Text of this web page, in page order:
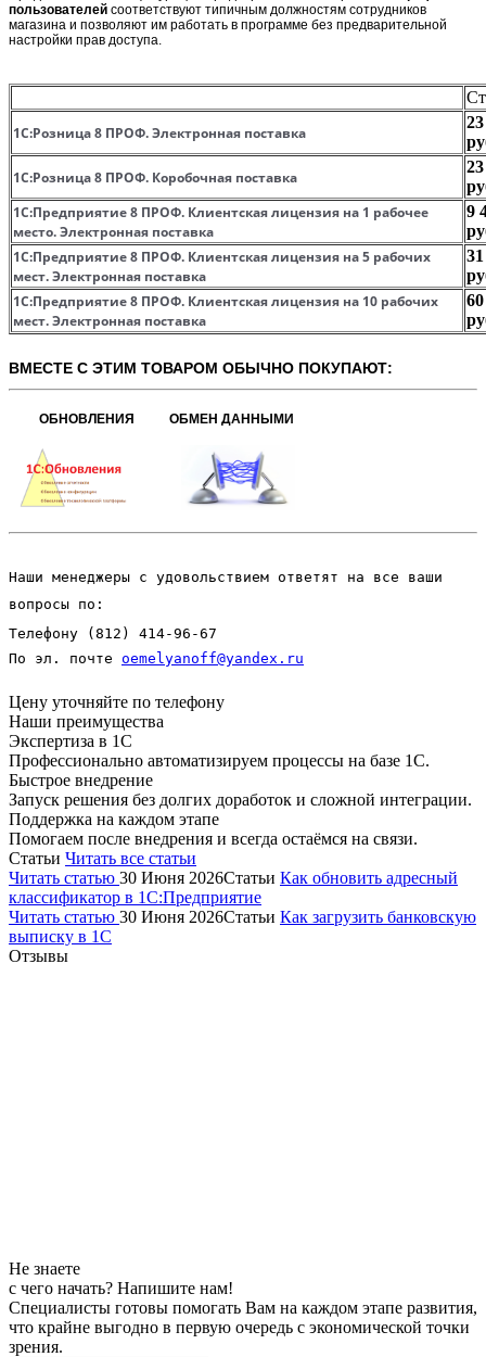
пользователей соответствуют типичным должностям сотрудников
магазина и позволяют им работать в программе без предварительной
настройки прав доступа.
1С:Розница 8 ПРОФ. Электронная поставка
1С:Розница 8 ПРОФ. Коробочная поставка
1С:Предприятие 8 ПРОФ. Клиентская лицензия на 1 рабочее
место. Электронная поставка
9
1С:Предприятие 8 ПРОФ. Клиентская лицензия на 5 рабочих
мест. Электронная поставка
1С:Предприятие 8 ПРОФ. Клиентская лицензия на 10 рабочих
мест. Электронная поставка
ВМЕСТЕ С ЭТИМ ТОВАРОМ ОБЫЧНО ПОКУПАЮТ:
ОБНОВЛЕНИЯ ОБМЕН ДАННЫМИ
Наши менеджеры с удовольствием ответят на все ваши
вопросы по:
Телефону
(812) 414-96-67
По эл. почте oemelyanoff@yandex.ru
Цену уточняйте по телефону
Наши преимущества
Экспертиза в 1С
Профессионально автоматизируем процессы на базе 1С.
Быстрое внедрение
Запуск решения без долгих доработок и сложной интеграции.
Поддержка на каждом этапе
Помогаем после внедрения и всегда остаёмся на связи.
Статьи Читать все статьи
Читать статью 30 Июня 2026Статьи Как обновить адресный
классификатор в 1С:Предприятие
Читать статью 30 Июня 2026Статьи Как загрузить банковскую
выписку в 1С
Отзывы
Не знаете
с чего начать? Напишите нам!
Специалисты готовы помогать Вам на каждом этапе развития,
что крайне выгодно в первую очередь с экономической точки
зрения.